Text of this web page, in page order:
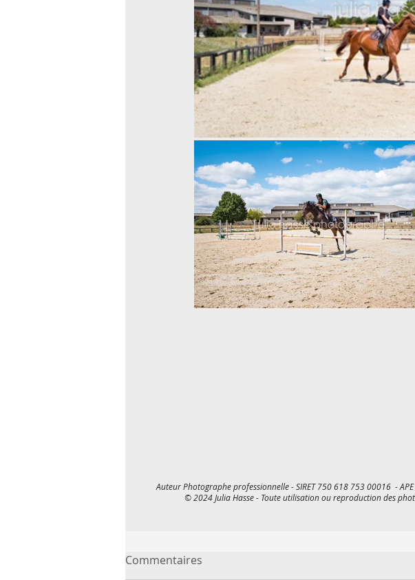
Commentaires
Auteur Photographe professionnelle - SIRET 750 618 753 00016 -
© 2024 Julia Hasse - Toute utilisation ou reproduction des